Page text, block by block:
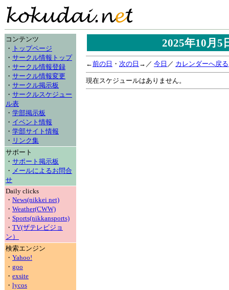
コンテンツ
・ トップページ
・ サークル情報トップ
・ サークル情報登録
・ サークル情報変更
・ サークル掲示板
・ サークルスケジュー
ル表
・ 学部掲示板
・ イベント情報
・ 学部サイト情報
・ リンク集
サポート
・ サポート掲示板
・ メールによるお問合
せ
Daily clicks
・ News(nikkei net)
・ Weather(CWW)
・ Sports(nikkansports)
・ TV(ザテレビジョ
ン）
検索エンジン
・ Yahoo!
・ goo
・ exsite
・ lycos
2025年10月
←前の日 ・ 次の日 →／ 今日 ／ カレンダーへ戻る
現在スケジュールはありません。